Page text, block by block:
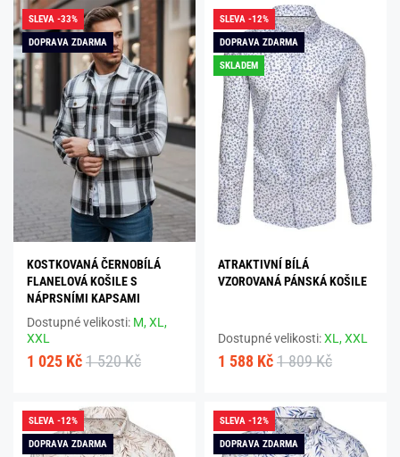
SLEVA -33%
DOPRAVA ZDARMA
KOSTKOVANÁ ČERNOBÍLÁ
FLANELOVÁ KOŠILE S
NÁPRSNÍMI KAPSAMI
Dostupné velikosti: M,XL,
XXL
1 025 Kč 1 520 Kč
SLEVA -12%
DOPRAVA ZDARMA
SKLADEM
ATRAKTIVNÍ BÍLÁ
VZOROVANÁ PÁNSKÁ KOŠILE
Dostupné velikosti:XL,XXL
1 588 Kč 1 809 Kč
SLEVA -12%
DOPRAVA ZDARMA
SLEVA -12%
DOPRAVA ZDARMA